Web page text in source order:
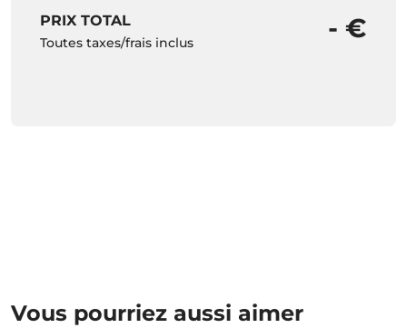
PRIX TOTAL
Toutes taxes/frais inclus - €
Vous pourriez aussi aimer